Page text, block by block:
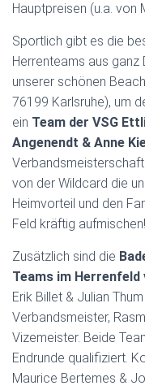
Hauptpreisen (u.a. von
Sportlich gibt es die
Herrenteams aus ganz
unserer schönen
76199 Karlsruhe), um
ein Team der VSG
Angenendt & Anne
von der Wildcard die
Heimvorteil und den
Feld kräftig aufmischen!
Zusätzlich sind die
Teams im
Erik Billet & Julian
Verbandsmeister,
Vizemeister. Beide
Endrunde qualifiziert.
Maurice Bertemes &